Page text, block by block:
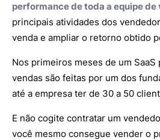
performance de toda a equipe de
principais atividades dos
venda e ampliar o retorno obtido
Nos primeiros meses de um SaaS
vendas são feitas por um dos
até a empresa ter de 30 a 50
E não cogite contratar um
você mesmo consegue vender o